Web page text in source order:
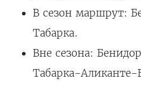
В сезон маршрут:
Табарка.
Вне сезона:
Табарка-